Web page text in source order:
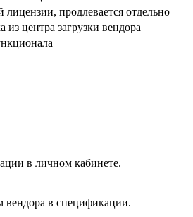
лицензии, продлевается отдельно
из центра загрузки вендора
в личном кабинете.
вендора в спецификации.